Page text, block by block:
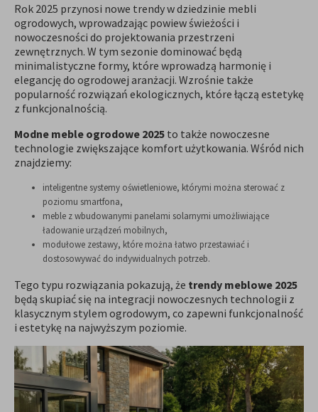
Rok 2025 przynosi nowe trendy w dziedzinie mebli
ogrodowych, wprowadzając powiew świeżości i
nowoczesności do projektowania przestrzeni
zewnętrznych. W tym sezonie dominować będą
minimalistyczne formy, które wprowadzą harmonię i
elegancję do ogrodowej aranżacji. Wzrośnie także
popularność rozwiązań ekologicznych, które łączą estetykę
z funkcjonalnością.
Modne meble ogrodowe 2025 to także nowoczesne
technologie zwiększające komfort użytkowania. Wśród nich
znajdziemy:
inteligentne systemy oświetleniowe, którymi można sterować z
poziomu smartfona,
meble z wbudowanymi panelami solarnymi umożliwiające
ładowanie urządzeń mobilnych,
modułowe zestawy, które można łatwo przestawiać i
dostosowywać do indywidualnych potrzeb.
Tego typu rozwiązania pokazują, że trendy meblowe 2025
będą skupiać się na integracji nowoczesnych technologii z
klasycznym stylem ogrodowym, co zapewni funkcjonalność
i estetykę na najwyższym poziomie.